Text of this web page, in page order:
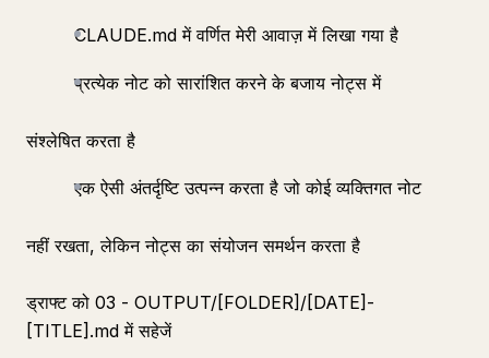
CLAUDE.md में वर्णित मेरी आवाज़ में लिखा गया है
प्रत्येक नोट को सारांशित करने के बजाय नोट्स में
संश्लेषित करता है
एक ऐसी अंतर्दृष्टि उत्पन्न करता है जो कोई व्यक्तिगत नोट
नहीं रखता, लेकिन नोट्स का संयोजन समर्थन करता है
ड्राफ्ट को 03 - OUTPUT/[FOLDER]/[DATE]-
[TITLE].md में सहेजें